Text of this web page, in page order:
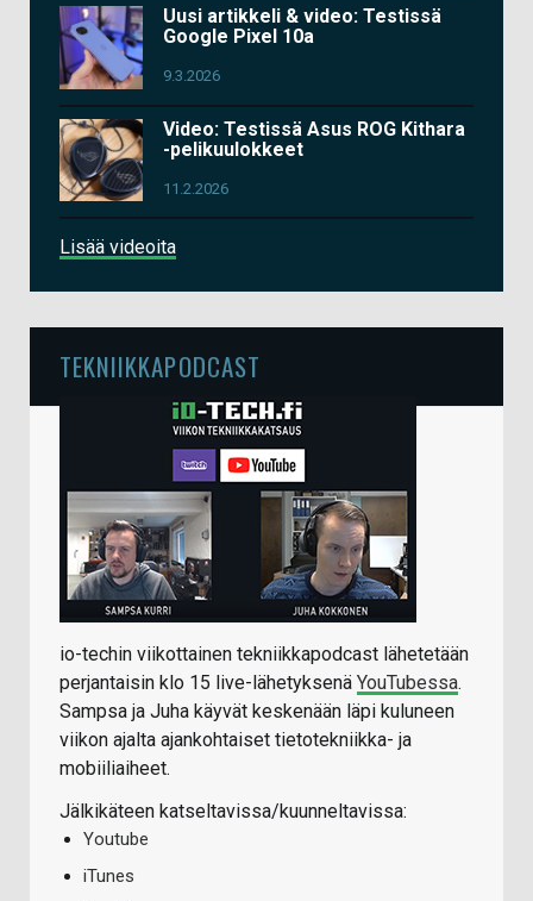
Uusi artikkeli & video: Testissä
Google Pixel 10a
9.3.2026
Video: Testissä Asus ROG Kithara
-pelikuulokkeet
11.2.2026
Lisää videoita
TEKNIIKKAPODCAST
io-techin viikottainen tekniikkapodcast lähetetään
perjantaisin klo 15 live-lähetyksenä YouTubessa.
Sampsa ja Juha käyvät keskenään läpi kuluneen
viikon ajalta ajankohtaiset tietotekniikka- ja
mobiiliaiheet.
Jälkikäteen katseltavissa/kuunneltavissa:
Youtube
iTunes